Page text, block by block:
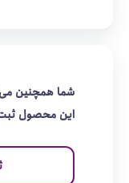
شما همچنین
این محصول